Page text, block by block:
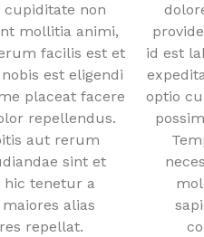
cupiditate non
mollitia animi,
facilis est et
est eligendi
placeat facere
repellendus.
aut rerum
sint et
hic tenetur a
alias
repellat.
id est
optio